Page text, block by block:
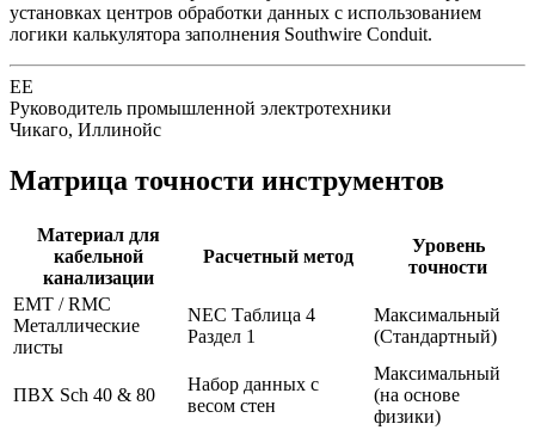
установках центров обработки данных с использованием
логики калькулятора заполнения Southwire Conduit.
EE
Руководитель промышленной электротехники
Чикаго, Иллинойс
Матрица точности инструментов
Материал для
кабельной
канализации
Расчетный метод
Уровень
точности
EMT / RMC
Металлические
листы
NEC Таблица 4
Раздел 1
Максимальный
(Стандартный)
ПВХ Sch 40 & 80
Набор данных с
весом стен
Максимальный
(на основе
физики)